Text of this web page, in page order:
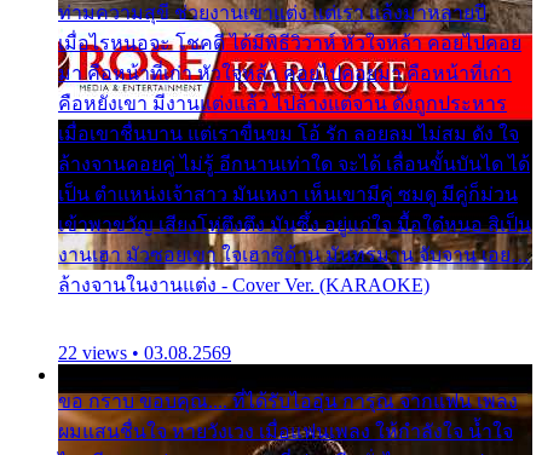
ท่ามความสุขี ช่วยงานเขาแต่ง แต่เรา แล้งมาหลายปี
เมื่อไรหนอจะ โชคดี ได้มีพิธีวิวาห์ หัวใจหล้า คอยไปคอย
มา คือหน้าที่เก่า หัวใจหล้า คอยไปคอยมา คือหน้าที่เก่า
คือหยังเขา มีงานแต่งแล้ว ไปล้างแต่จาน ดั่งถูกประหาร
เมื่อเขาชื่นบาน แต่เราขื่นขม โอ้ รัก ลอยลม ไม่สม ดัง ใจ
ล้างจานคอยคู่ ไม่รู้ อีกนานเท่าใด จะได้ เลื่อนขั้นบันได ได้
เป็น ตำแหน่งเจ้าสาว มันเหงา เห็นเขามีคู่ ซมดู มีคู่ก็ม่วน
เข้าพาขวัญ เสียงโห่ตึงตึง มันซึ้ง อยู่แก่ใจ มื้อใด๋หนอ สิเป็น
งานเฮา มัวซอยเขา ใจเฮาซิด้าน มันทรมาน จับจาน เอย…
ล้างจานในงานแต่ง - Cover Ver. (KARAOKE)
22 views • 03.08.2569
ขอ กราบ ขอบคุณ.... ที่ได้รับไออุ่น การุณ จากแฟน เพลง
ผมแสนชื่นใจ หายวังเวง เมื่อแฟนเพลง ให้กำลังใจ น้ำใจ